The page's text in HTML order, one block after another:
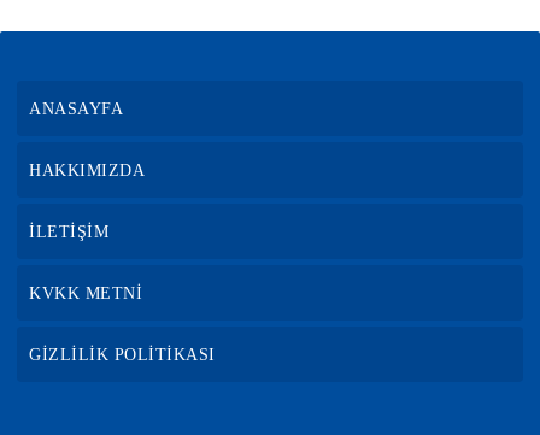
ANASAYFA
HAKKIMIZDA
İLETİŞİM
KVKK METNİ
GİZLİLİK POLİTİKASI